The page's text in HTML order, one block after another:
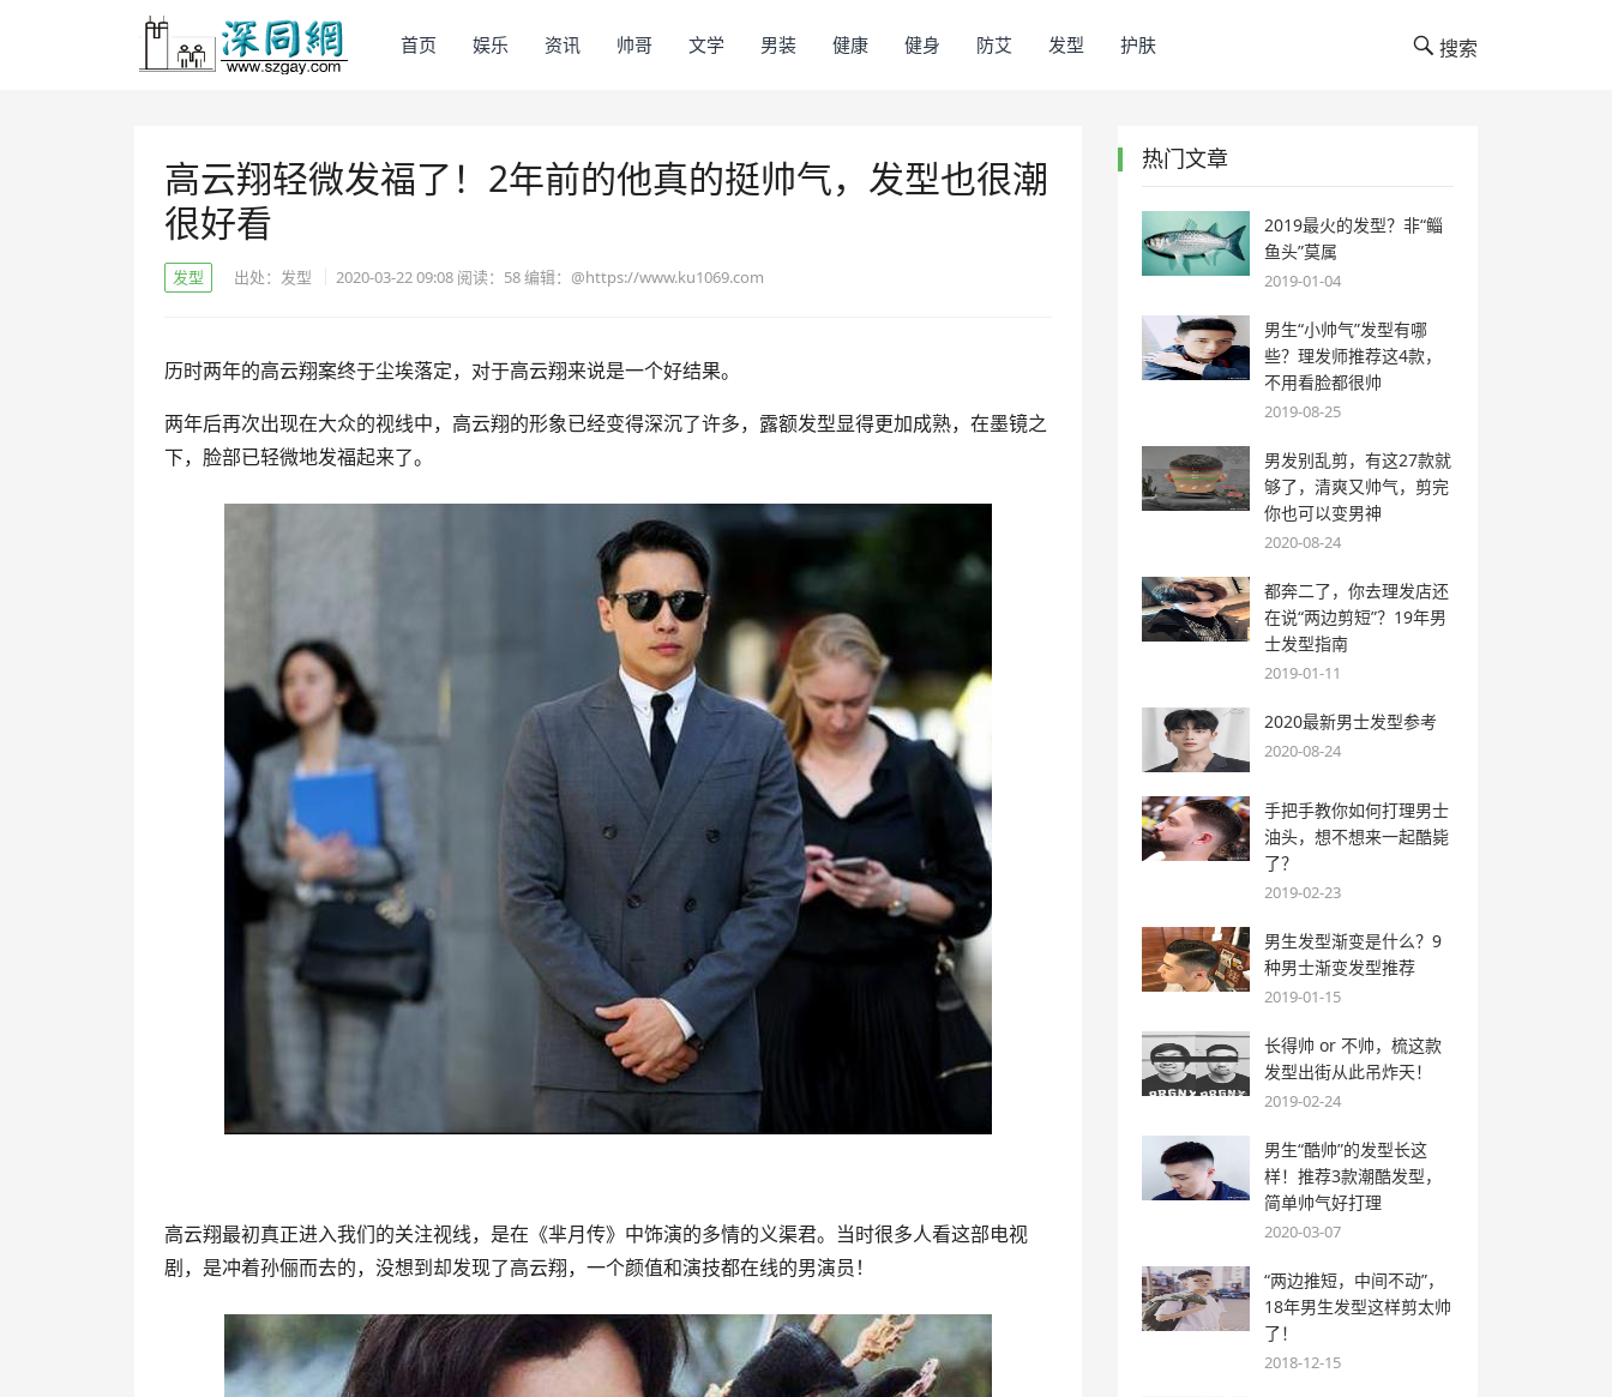
首页 娱乐 资讯 帅哥 文学 男装 健康 健身 防艾 发型 护肤 搜索
高云翔轻微发福了！2年前的他真的挺帅气，发型也很潮
很好看
发型 出处：发型 2020-03-22 09:08 阅读： 58编辑： @https://www.ku1069.com
历时两年的高云翔案终于尘埃落定，对于高云翔来说是一个好结果。
两年后再次出现在大众的视线中，高云翔的形象已经变得深沉了许多，露额发型显得更加成熟，在墨镜之
下，脸部已轻微地发福起来了。
高云翔最初真正进入我们的关注视线，是在《芈月传》中饰演的多情的义渠君。当时很多人看这部电视
剧，是冲着孙俪而去的，没想到却发现了高云翔，一个颜值和演技都在线的男演员！
热门文章
2019最火的发型？非“鲻
鱼头”莫属
2019-01-04
男生“小帅气”发型有哪
些？理发师推荐这4款，
不用看脸都很帅
2019-08-25
男发别乱剪，有这27款就
够了，清爽又帅气，剪完
你也可以变男神
2020-08-24
都奔二了，你去理发店还
在说“两边剪短”？19年男
士发型指南
2019-01-11
2020最新男士发型参考
2020-08-24
手把手教你如何打理男士
油头，想不想来一起酷毙
了？
2019-02-23
男生发型渐变是什么？9
种男士渐变发型推荐
2019-01-15
长得帅 or 不帅，梳这款
发型出街从此吊炸天！
2019-02-24
男生“酷帅”的发型长这
样！推荐3款潮酷发型，
简单帅气好打理
2020-03-07
“两边推短，中间不动”，
18年男生发型这样剪太帅
了！
2018-12-15